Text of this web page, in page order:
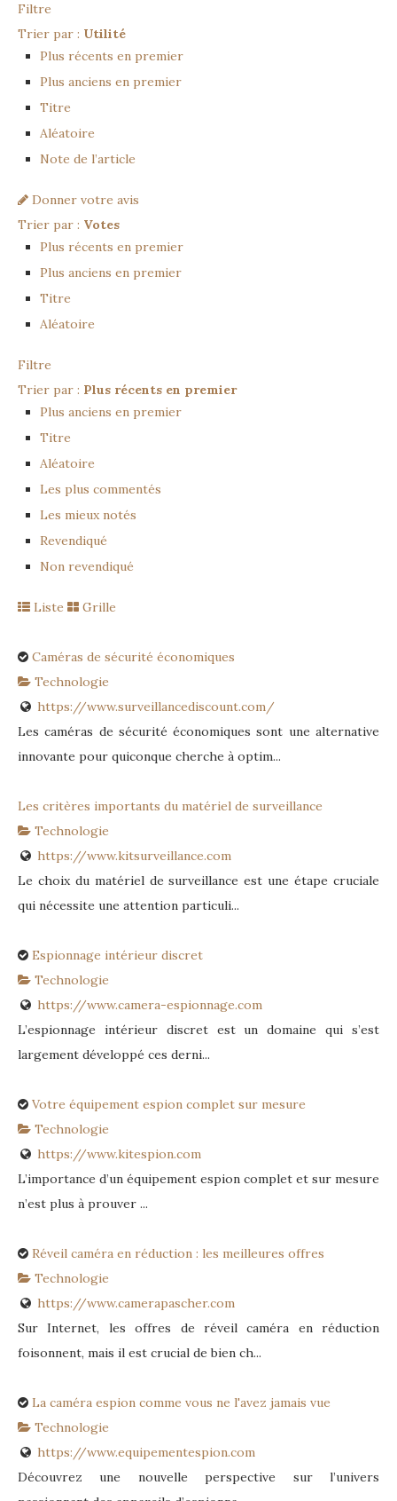
Filtre
Trier par : Utilité
Plus récents en premier
Plus anciens en premier
Titre
Aléatoire
Note de l’article
Donner votre avis
Trier par : Votes
Plus récents en premier
Plus anciens en premier
Titre
Aléatoire
Filtre
Trier par : Plus récents en premier
Plus anciens en premier
Titre
Aléatoire
Les plus commentés
Les mieux notés
Revendiqué
Non revendiqué
Liste Grille
Caméras de sécurité économiques
Technologie
https://www.surveillancediscount.com/
Les caméras de sécurité économiques sont une alternative
innovante pour quiconque cherche à optim...
Les critères importants du matériel de surveillance
Technologie
https://www.kitsurveillance.com
Le choix du matériel de surveillance est une étape cruciale
qui nécessite une attention particuli...
Espionnage intérieur discret
Technologie
https://www.camera-espionnage.com
L’espionnage intérieur discret est un domaine qui s’est
largement développé ces derni...
Votre équipement espion complet sur mesure
Technologie
https://www.kitespion.com
L’importance d’un équipement espion complet et sur mesure
n’est plus à prouver ...
Réveil caméra en réduction : les meilleures offres
Technologie
https://www.camerapascher.com
Sur Internet, les offres de réveil caméra en réduction
foisonnent, mais il est crucial de bien ch...
La caméra espion comme vous ne l'avez jamais vue
Technologie
https://www.equipementespion.com
Découvrez une nouvelle perspective sur l’univers